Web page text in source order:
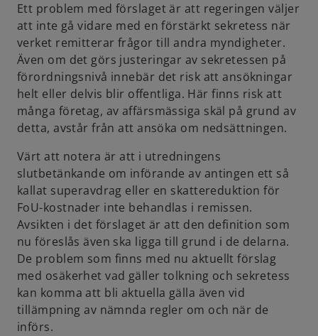
Ett problem med förslaget är att regeringen väljer
att inte gå vidare med en förstärkt sekretess när
verket remitterar frågor till andra myndigheter.
Även om det görs justeringar av sekretessen på
förordningsnivå innebär det risk att ansökningar
helt eller delvis blir offentliga. Här finns risk att
många företag, av affärsmässiga skäl på grund av
detta, avstår från att ansöka om nedsättningen.
Värt att notera är att i utredningens
slutbetänkande om införande av antingen ett så
kallat superavdrag eller en skattereduktion för
FoU-kostnader inte behandlas i remissen.
Avsikten i det förslaget är att den definition som
nu föreslås även ska ligga till grund i de delarna.
De problem som finns med nu aktuellt förslag
med osäkerhet vad gäller tolkning och sekretess
kan komma att bli aktuella gälla även vid
tillämpning av nämnda regler om och när de
införs.